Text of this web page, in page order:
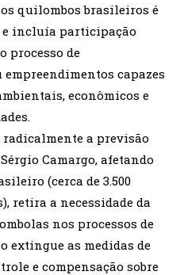
quilombos brasileiros é
e incluía participação
processo de
capazes
econômicos e
radicalmente a previsão
Camargo, afetando
(cerca de 3.500
retira a necessidade da
nos processos de
extingue as medidas de
e compensação sobre